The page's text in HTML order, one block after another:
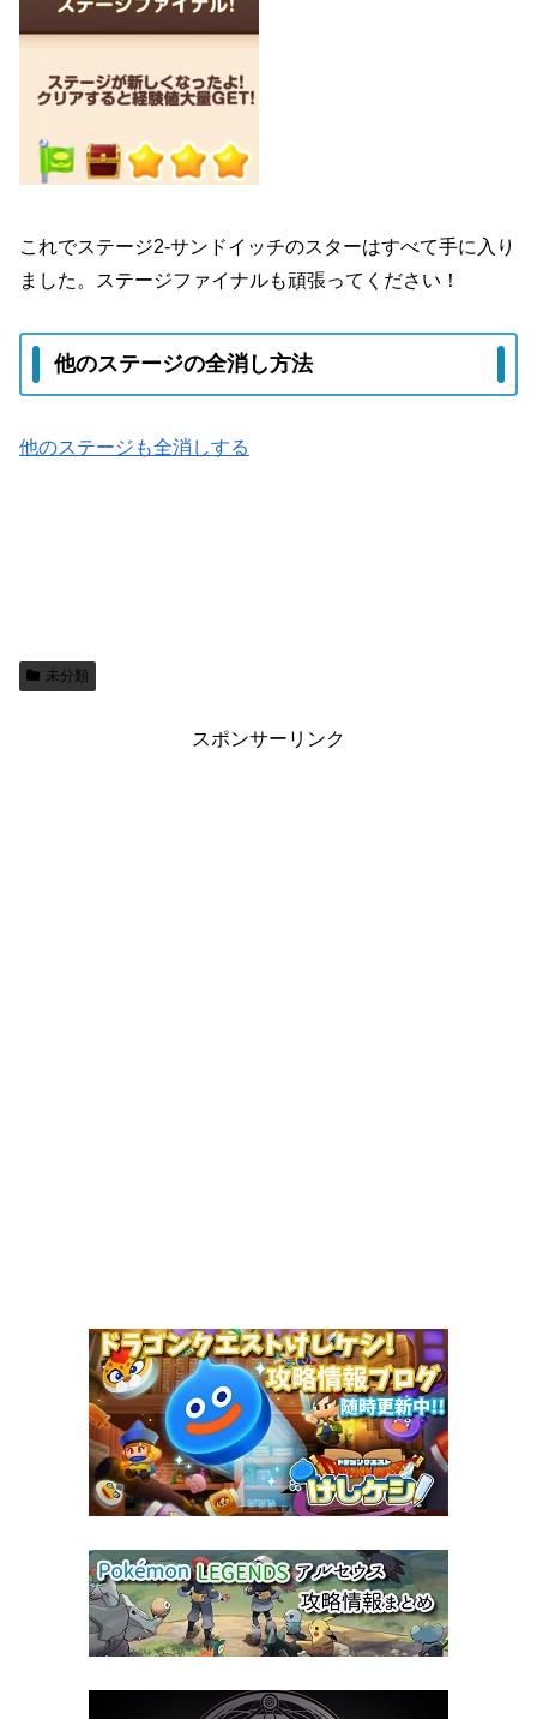
これでステージ2-サンドイッチのスターはすべて手に入り
ました。ステージファイナルも頑張ってください！
他のステージの全消し方法
他のステージも全消しする
未分類
スポンサーリンク